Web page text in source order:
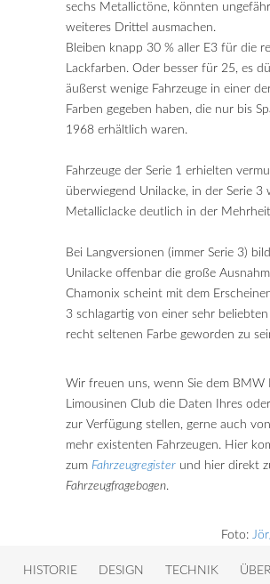
sechs Metallictöne, könnten
weiteres Drittel ausmachen.
Bleiben knapp 30 % aller E3 für die
Lackfarben. Oder besser für 25, es
äußerst wenige Fahrzeuge in einer
Farben gegeben haben, die nur bis
1968 erhältlich waren.
Fahrzeuge der Serie 1 erhielten
überwiegend Unilacke, in der Serie 3
Metalliclacke deutlich in der
Bei Langversionen (immer Serie 3)
Unilacke offenbar die große
Chamonix scheint mit dem
3 schlagartig von einer sehr
recht seltenen Farbe geworden zu
Wir freuen uns, wenn Sie dem BMW
Limousinen Club die Daten Ihres
zur Verfügung stellen, gerne auch
mehr existenten Fahrzeugen. Hier
zum Fahrzeugregister und hier direkt
Fahrzeugfragebogen.
Foto:
HISTORIE DESIGN TECHNIK